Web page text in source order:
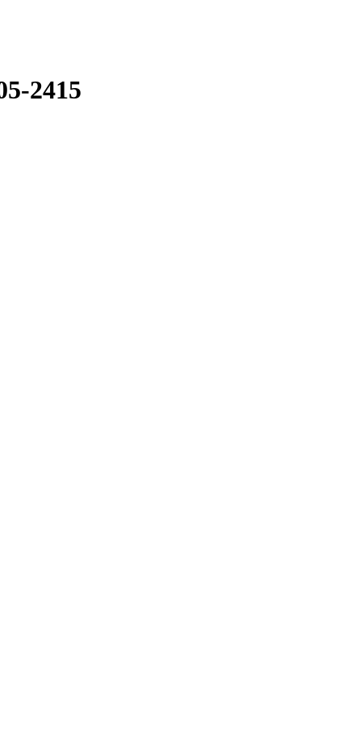
2415